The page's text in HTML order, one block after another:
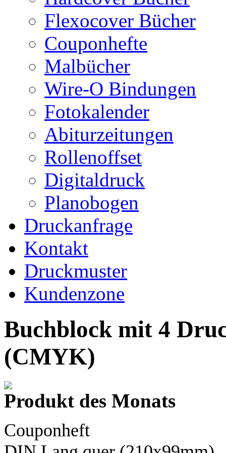
Flexocover Bücher
Couponhefte
Malbücher
Wire-O Bindungen
Fotokalender
Abiturzeitungen
Rollenoffset
Digitaldruck
Planobogen
Druckanfrage
Kontakt
Druckmuster
Kundenzone
Buchblock mit 4
(CMYK)
Produkt des Monats
Couponheft